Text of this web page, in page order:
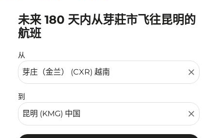
未来 180 天内从芽莊市飞往昆明的
航班
从
close
到
close
没有符合您的筛选条件的机票。请调整您的筛选条件。